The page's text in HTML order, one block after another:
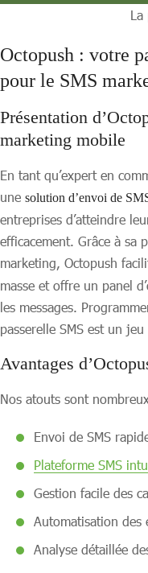
La
Octopush : votre
pour le SMS
Présentation
marketing mobile
En tant qu’expert en
une solution d’envoi de
entreprises d’atteindre
efficacement. Grâce à sa
marketing, Octopush
masse et offre un panel
les messages.
passerelle SMS est un jeu
Avantages
Nos atouts sont
Envoi de SMS
Plateforme SMS
Gestion facile des
Automatisation des
Analyse détaillée